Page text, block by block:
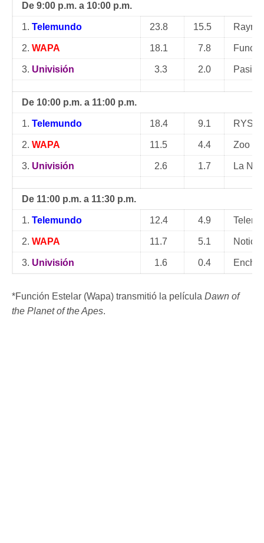
De 9:00 p.m. a 10:00 p.m.
1. Telemundo 23.8 15.5
2. WAPA 18.1 7.8
3. Univisión 3.3 2.0
De 10:00 p.m. a 11:00 p.m.
1. Telemundo 18.4 9.1 RYSA
2. WAPA 11.5 4.4 Zoo
3. Univisión 2.6 1.7 La
De 11:00 p.m. a 11:30 p.m.
1. Telemundo 12.4 4.9
2. WAPA 11.7 5.1
3. Univisión 1.6 0.4
*Función Estelar (Wapa) transmitió la película Dawn of
the Planet of the Apes.